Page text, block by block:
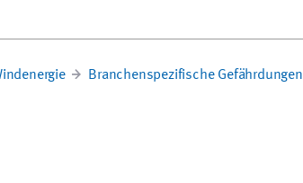
Branchenspezifische Gefährdungen